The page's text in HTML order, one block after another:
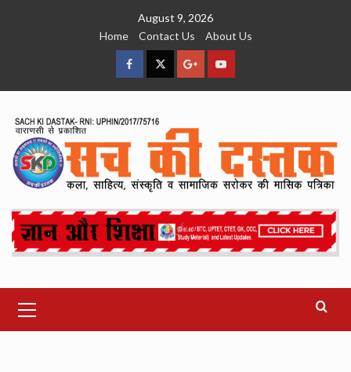
August 9, 2026
Home
Contact Us About Us
facebookTwitterGoogleYouTube
Menu